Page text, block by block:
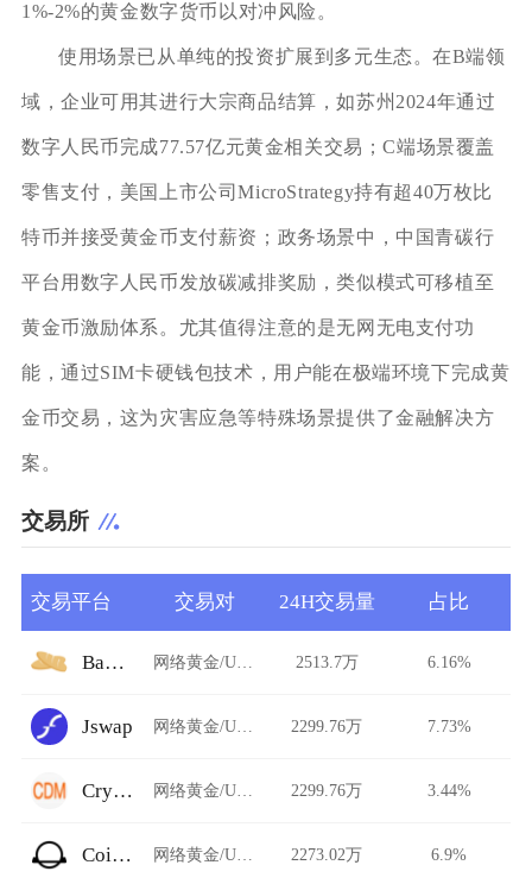
1%-2%的黄金数字货币以对冲风险。
使用场景已从单纯的投资扩展到多元生态。在B端领
域，企业可用其进行大宗商品结算，如苏州2024年通过
数字人民币完成77.57亿元黄金相关交易；C端场景覆盖
零售支付，美国上市公司MicroStrategy持有超40万枚比
特币并接受黄金币支付薪资；政务场景中，中国青碳行
平台用数字人民币发放碳减排奖励，类似模式可移植至
黄金币激励体系。尤其值得注意的是无网无电支付功
能，通过SIM卡硬钱包技术，用户能在极端环境下完成黄
金币交易，这为灾害应急等特殊场景提供了金融解决方
案。
交易所
交易平台 交易对 24H交易量 占比
Baguette 网络黄金/USDT 2513.7万 6.16%
Jswap 网络黄金/USDT 2299.76万 7.73%
CryptoDerivatives 网络黄金/USDT 2299.76万 3.44%
CoinJar Exchange 网络黄金/USDT 2273.02万 6.9%